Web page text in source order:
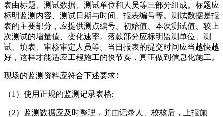
表由标题、测试数据、测试单位和人员等三部分组成。标题应
标明监测内容、测试日期与时间、报表编号等。测试数据是报
表的主要部分，应提供测点编号、初始值、本次测试值、较上
次测试的增量值、变化速率。落款部分应标明监测单位、测
试、填表、审核审定人员等。当日报表的提交时间应当越快越
好，这样才能适应工程施工的快节奏，真正做到信息化施工。
现场的监测资料应符合下述要求∶
（1）使用正规的监测记录表格;
（2）监测数据应及时整理，并由记录人、校核后，上报施